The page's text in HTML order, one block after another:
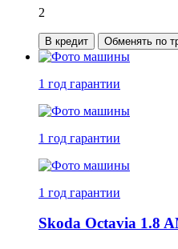
2
В кредит Обменять по
1 год гарантии
1 год гарантии
1 год гарантии
Skoda Octavia 1.8